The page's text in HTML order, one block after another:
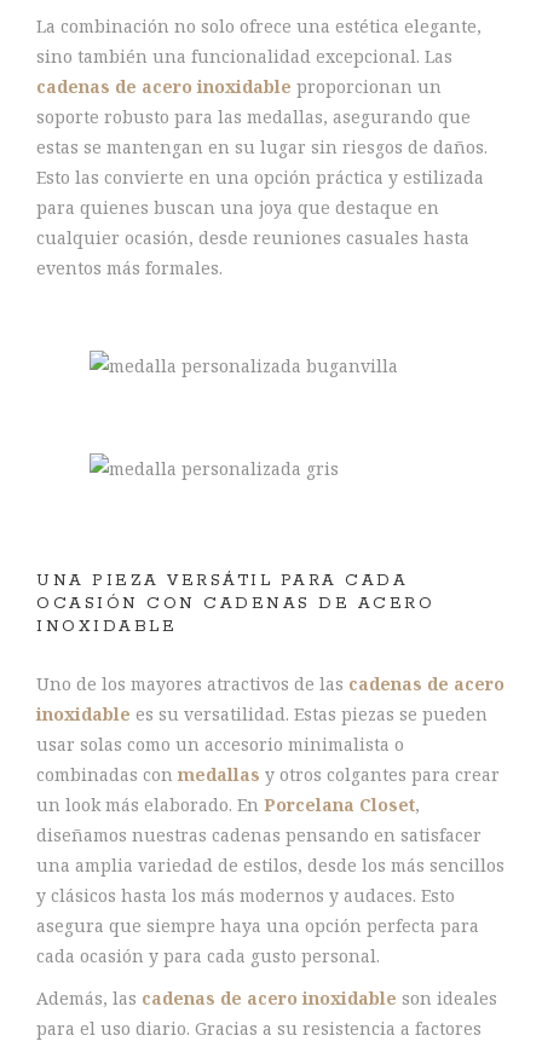
La combinación no solo ofrece una estética elegante,
sino también una funcionalidad excepcional. Las
cadenas de acero inoxidable proporcionan un
soporte robusto para las medallas, asegurando que
estas se mantengan en su lugar sin riesgos de daños.
Esto las convierte en una opción práctica y estilizada
para quienes buscan una joya que destaque en
cualquier ocasión, desde reuniones casuales hasta
eventos más formales.
UNA PIEZA VERSÁTIL PARA CADA
OCASIÓN CON CADENAS DE ACERO
INOXIDABLE
Uno de los mayores atractivos de las cadenas de acero
inoxidable es su versatilidad. Estas piezas se pueden
usar solas como un accesorio minimalista o
combinadas con medallas y otros colgantes para crear
un look más elaborado. En Porcelana Closet,
diseñamos nuestras cadenas pensando en satisfacer
una amplia variedad de estilos, desde los más sencillos
y clásicos hasta los más modernos y audaces. Esto
asegura que siempre haya una opción perfecta para
cada ocasión y para cada gusto personal.
Además, las cadenas de acero inoxidable son ideales
para el uso diario. Gracias a su resistencia a factores